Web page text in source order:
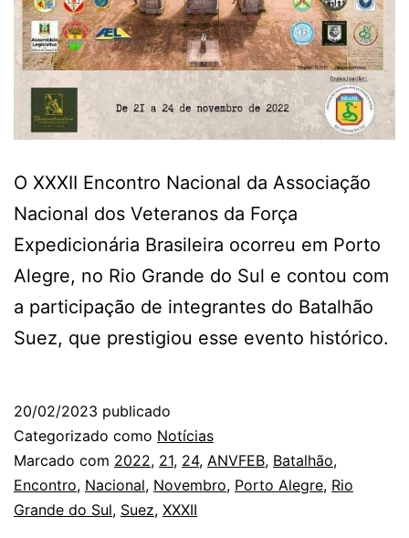
O XXXII Encontro Nacional da Associação
Nacional dos Veteranos da Força
Expedicionária Brasileira ocorreu em Porto
Alegre, no Rio Grande do Sul e contou com
a participação de integrantes do Batalhão
Suez, que prestigiou esse evento histórico.
20/02/2023 publicado
Categorizado como Notícias
Marcado com 2022, 21, 24, ANVFEB, Batalhão,
Encontro, Nacional, Novembro, Porto Alegre, Rio
Grande do Sul, Suez, XXXII